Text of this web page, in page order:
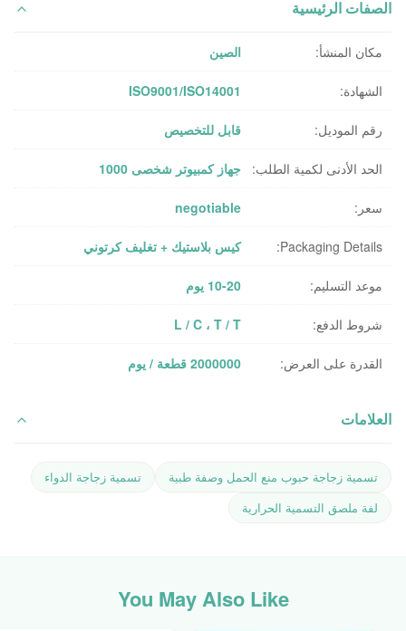
الصفات الرئيسية
مكان المنشأ: الصين
الشهادة: ISO9001/ISO14001
رقم الموديل: قابل للتخصيص
الحد الأدنى لكمية الطلب: جهاز كمبيوتر شخصى 1000
سعر: negotiable
Packaging Details: كيس بلاستيك + تغليف كرتوني
موعد التسليم: 10-20 يوم
شروط الدفع: L / C ، T / T
القدرة على العرض: 2000000 قطعة / يوم
العلامات
تسمية زجاجة حبوب منع الحمل وصفة طبية
تسمية زجاجة الدواء
لفة ملصق التسمية الحرارية
You May Also Like